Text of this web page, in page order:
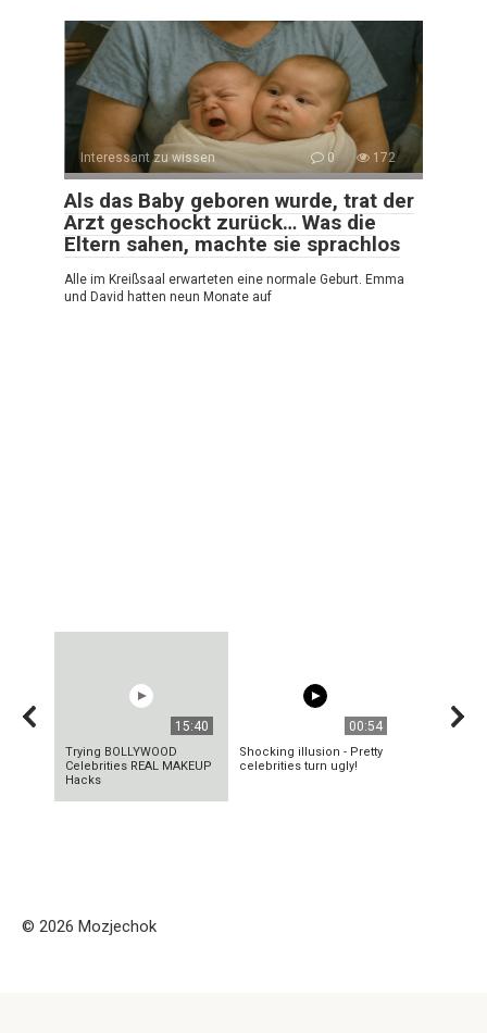
Interessant zu wissen 0 172
Als das Baby geboren wurde, trat der
Arzt geschockt zurück… Was die
Eltern sahen, machte sie sprachlos
Alle im Kreißsaal erwarteten eine normale Geburt. Emma
und David hatten neun Monate auf
15:40
Trying BOLLYWOOD
Celebrities REAL MAKEUP
Hacks
00:54
Shocking illusion - Pretty
celebrities turn ugly!
© 2026 Mozjechok